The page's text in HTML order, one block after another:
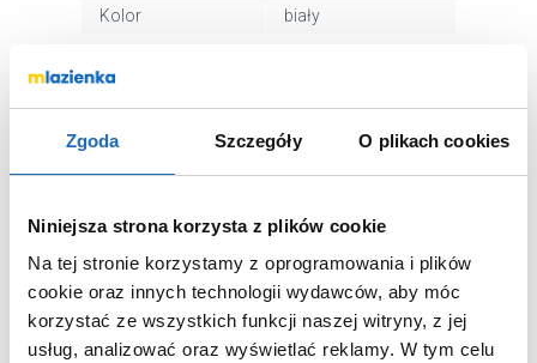
Zgoda Szczegóły O plikach cookies
Niniejsza strona korzysta z plików cookie
Na tej stronie korzystamy z oprogramowania i plików
cookie oraz innych technologii wydawców, aby móc
korzystać ze wszystkich funkcji naszej witryny, z jej
usług, analizować oraz wyświetlać reklamy. W tym celu
Kolor
biały
Wymiary z
opakowaniem
Waga z
opakowaniem
46,50 kg
WARTO DOKUPIĆ